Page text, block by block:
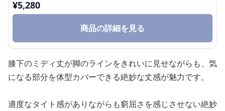
¥5,280
商品の詳細を見る
膝下のミディ丈が脚のラインをきれいに見せながらも、気
になる部分を体型カバーできる絶妙な丈感が魅力です。
適度なタイト感がありながらも窮屈さを感じさせない絶妙